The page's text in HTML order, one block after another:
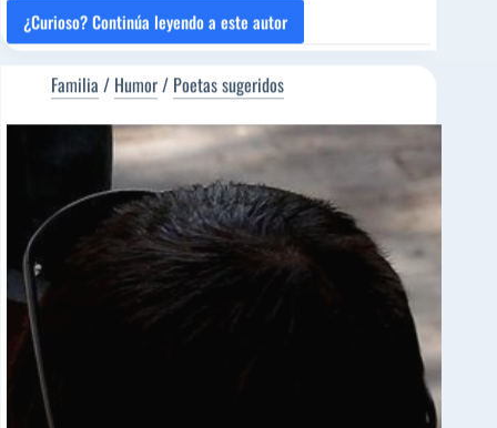
¿Curioso? Continúa leyendo a este autor
TE
VEO,
MADRE…
[Poema
del
Editor]
Emily
Roberts
[Poeta
sugerido]
Familia / Humor / Poetas sugeridos